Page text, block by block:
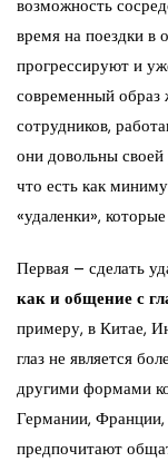
возможность
время на поездки в
прогрессируют и
современный
сотрудников,
они довольны своей
что есть как
«удаленки»,
Первая – сделать
как и общение с
примеру, в Китае,
глаз не является
другими формами
Германии,
предпочитают